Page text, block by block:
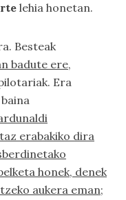
lehia honetan.
Besteak
badute ere,
Era
erabakiko dira
honek, denek
aukera eman;